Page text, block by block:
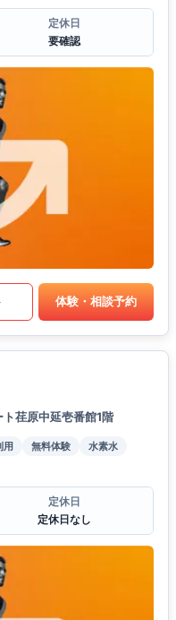
定休日
要確認
体験・相談予約
荏原中延壱番館1階
用 無料体験
水素水
定休日
定休日なし